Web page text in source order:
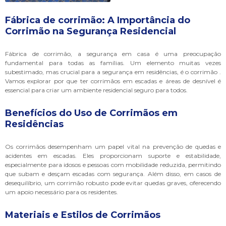
Fábrica de corrimão: A Importância do
Corrimão na Segurança Residencial
Fábrica de corrimão, a segurança em casa é uma preocupação
fundamental para todas as famílias. Um elemento muitas vezes
subestimado, mas crucial para a segurança em residências, é o corrimão .
Vamos explorar por que ter corrimãos em escadas e áreas de desnível é
essencial para criar um ambiente residencial seguro para todos.
Benefícios do Uso de Corrimãos em
Residências
Os corrimãos desempenham um papel vital na prevenção de quedas e
acidentes em escadas. Eles proporcionam suporte e estabilidade,
especialmente para idosos e pessoas com mobilidade reduzida, permitindo
que subam e desçam escadas com segurança. Além disso, em casos de
desequilíbrio, um corrimão robusto pode evitar quedas graves, oferecendo
um apoio necessário para os residentes.
Materiais e Estilos de Corrimãos